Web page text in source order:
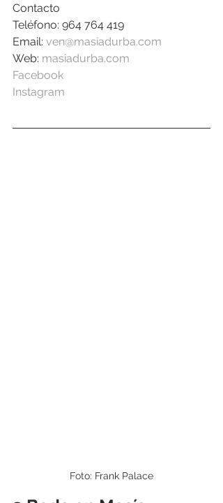
Contacto
Teléfono: 964 764 419
Email: ven@masiadurba.com
Web: masiadurba.com
Facebook
Instagram
Foto: Frank Palace